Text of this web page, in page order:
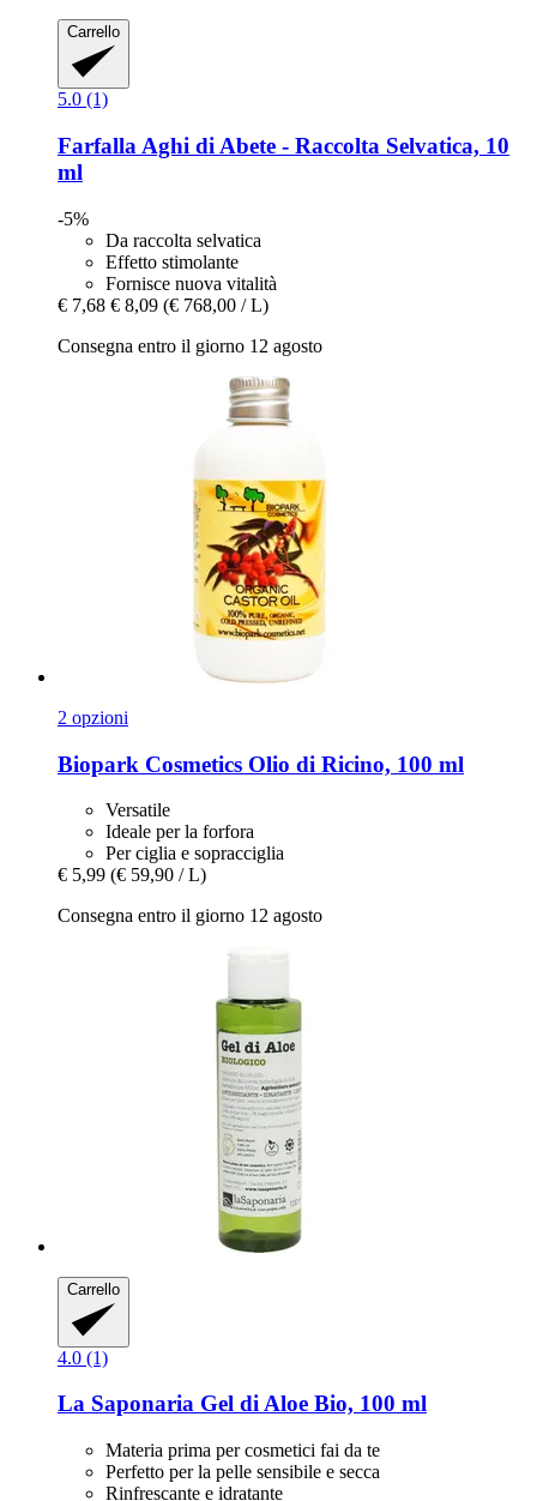
Carrello
5.0 (1)
Farfalla Aghi di Abete -​ Raccolta Selvatica, 10
ml
-5%
Da raccolta selvatica
Effetto stimolante
Fornisce nuova vitalità
€ 7,68 € 8,09 (€ 768,00 / L)
Consegna entro il giorno 12 agosto
2 opzioni
Biopark Cosmetics Olio di Ricino, 100 ml
Versatile
Ideale per la forfora
Per ciglia e sopracciglia
€ 5,99 (€ 59,90 / L)
Consegna entro il giorno 12 agosto
Carrello
4.0 (1)
La Saponaria Gel di Aloe Bio, 100 ml
Materia prima per cosmetici fai da te
Perfetto per la pelle sensibile e secca
Rinfrescante e idratante